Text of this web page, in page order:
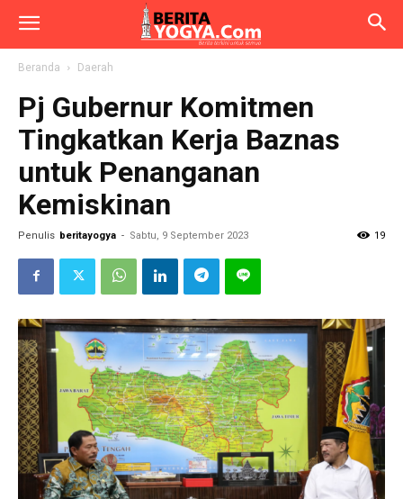
Beranda Daerah
Pj Gubernur Komitmen
Tingkatkan Kerja Baznas
untuk Penanganan
Kemiskinan
Penulis beritayogya - Sabtu, 9 September 2023 19